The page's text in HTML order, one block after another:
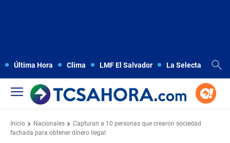
Última Hora Clima LMF El Salvador La Selecta
Inicio Nacionales
Capturan a 10 personas que crearon sociedad
fachada para obtener dinero ilegal